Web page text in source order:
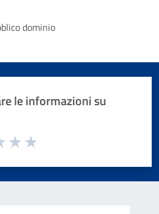
dominio
le informazioni su